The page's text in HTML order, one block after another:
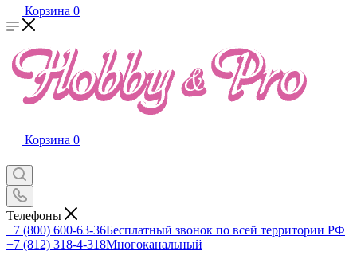
Корзина 0
Корзина 0
Телефоны
+7 (800) 600-63-36Бесплатный звонок по всей территории РФ
+7 (812) 318-4-318Многоканальный